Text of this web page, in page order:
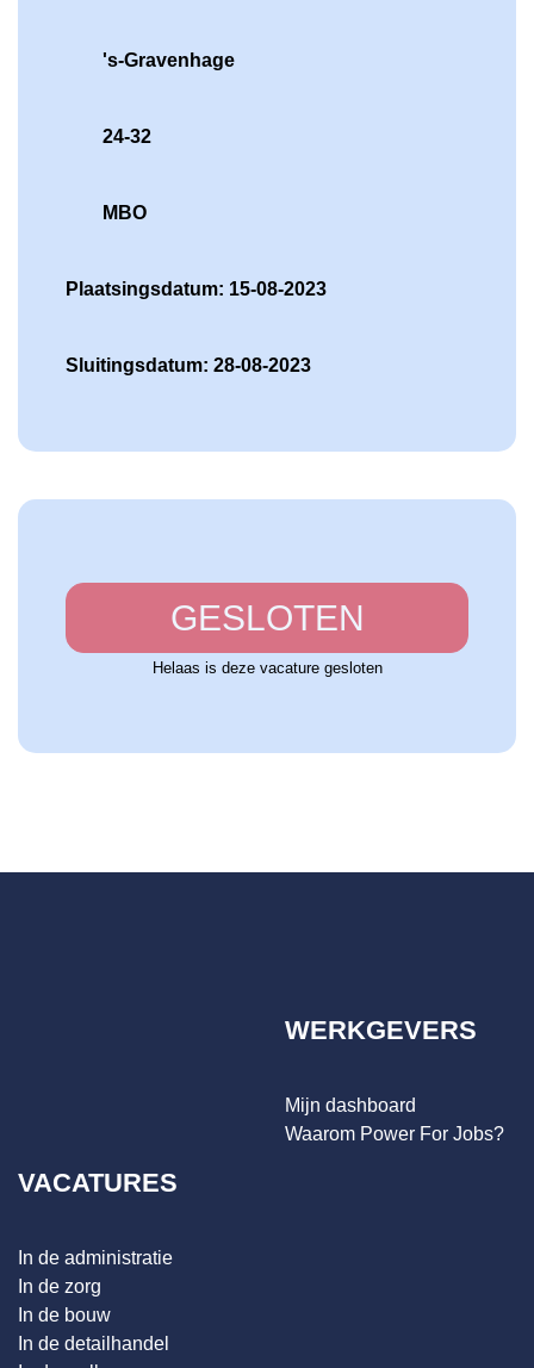
's-Gravenhage
24-32
MBO
Plaatsingsdatum: 15-08-2023
Sluitingsdatum: 28-08-2023
GESLOTEN
Helaas is deze vacature gesloten
WERKGEVERS
Mijn dashboard
Waarom Power For Jobs?
VACATURES
In de administratie
In de zorg
In de bouw
In de detailhandel